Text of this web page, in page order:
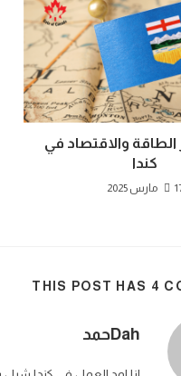
الطاقة والاقتصاد في
كندا
2025
THIS POST HAS 4
Dahحمد